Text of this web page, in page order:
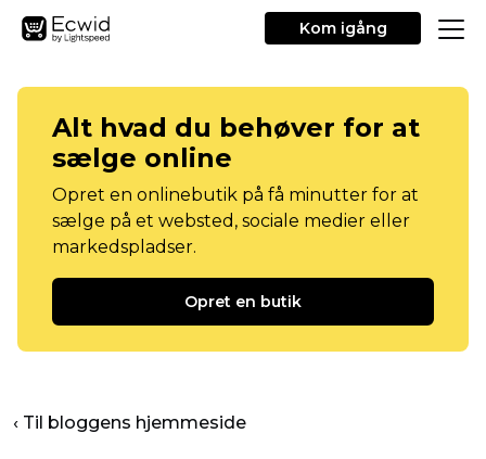
Kom igång
Alt hvad du behøver for at
sælge online
Opret en onlinebutik på få minutter for at
sælge på et websted, sociale medier eller
markedspladser.
Opret en butik
‹ Til bloggens hjemmeside